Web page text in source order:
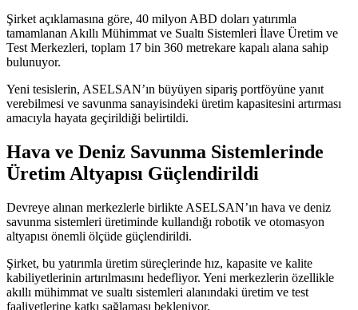
Şirket açıklamasına göre, 40 milyon ABD doları yatırımla
tamamlanan Akıllı Mühimmat ve Sualtı Sistemleri İlave Üretim ve
Test Merkezleri, toplam 17 bin 360 metrekare kapalı alana sahip
bulunuyor.
Yeni tesislerin, ASELSAN’ın büyüyen sipariş portföyüne yanıt
verebilmesi ve savunma sanayisindeki üretim kapasitesini artırması
amacıyla hayata geçirildiği belirtildi.
Hava ve Deniz Savunma Sistemlerinde
Üretim Altyapısı Güçlendirildi
Devreye alınan merkezlerle birlikte ASELSAN’ın hava ve deniz
savunma sistemleri üretiminde kullandığı robotik ve otomasyon
altyapısı önemli ölçüde güçlendirildi.
Şirket, bu yatırımla üretim süreçlerinde hız, kapasite ve kalite
kabiliyetlerinin artırılmasını hedefliyor. Yeni merkezlerin özellikle
akıllı mühimmat ve sualtı sistemleri alanındaki üretim ve test
faaliyetlerine katkı sağlaması bekleniyor.